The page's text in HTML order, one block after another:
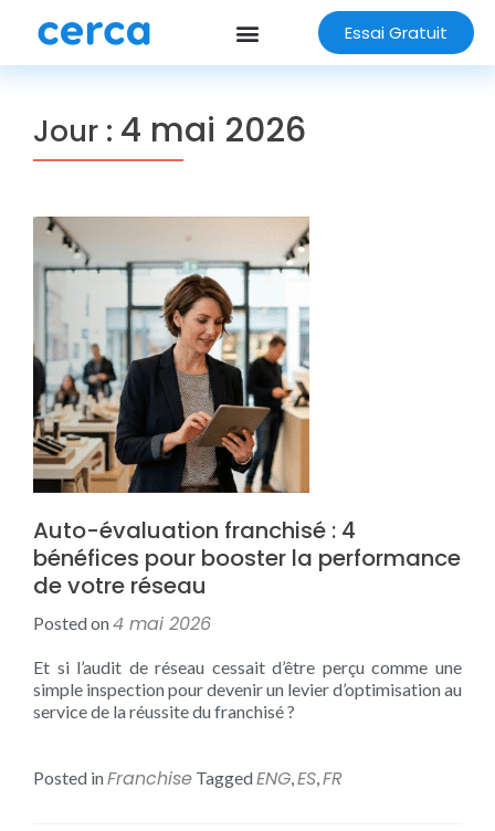
Essai Gratuit
Jour : 4 mai 2026
Auto-évaluation franchisé : 4
bénéfices pour booster la performance
de votre réseau
Posted on4 mai 2026
Et si l’audit de réseau cessait d’être perçu comme une
simple inspection pour devenir un levier d’optimisation au
service de la réussite du franchisé ?
Posted inFranchise TaggedENG,ES,FR